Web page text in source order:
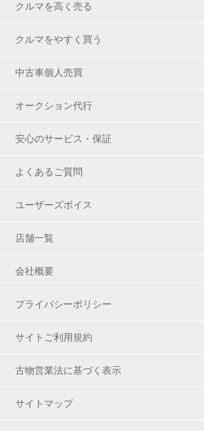
クルマを高く売る
クルマをやすく買う
中古車個人売買
オークション代行
安心のサービス・保証
よくあるご質問
ユーザーズボイス
店舗一覧
会社概要
プライバシーポリシー
サイトご利用規約
古物営業法に基づく表示
サイトマップ